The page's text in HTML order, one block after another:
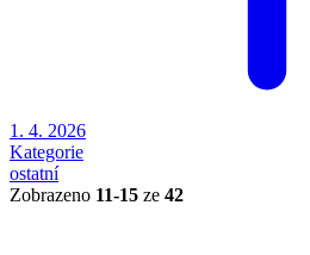
1. 4. 2026
Kategorie
ostatní
Zobrazeno 11-15 ze 42